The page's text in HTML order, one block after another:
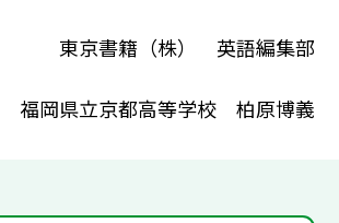
東京書籍（株） 英語編集部
福岡県立京都高等学校 柏原博義